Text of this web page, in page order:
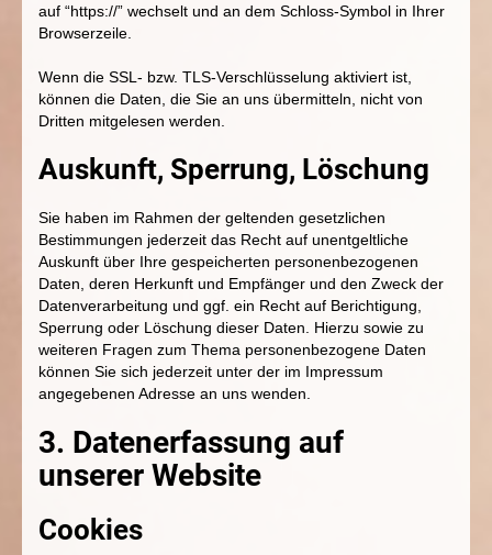
auf “https://” wechselt und an dem Schloss-Symbol in Ihrer
Browserzeile.
Wenn die SSL- bzw. TLS-Verschlüsselung aktiviert ist,
können die Daten, die Sie an uns übermitteln, nicht von
Dritten mitgelesen werden.
Auskunft, Sperrung, Löschung
Sie haben im Rahmen der geltenden gesetzlichen
Bestimmungen jederzeit das Recht auf unentgeltliche
Auskunft über Ihre gespeicherten personenbezogenen
Daten, deren Herkunft und Empfänger und den Zweck der
Datenverarbeitung und ggf. ein Recht auf Berichtigung,
Sperrung oder Löschung dieser Daten. Hierzu sowie zu
weiteren Fragen zum Thema personenbezogene Daten
können Sie sich jederzeit unter der im Impressum
angegebenen Adresse an uns wenden.
3. Datenerfassung auf
unserer Website
Cookies